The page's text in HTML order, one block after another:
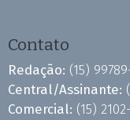
Contato
Redação: (15)
Central/Assinante:
Comercial: (15)